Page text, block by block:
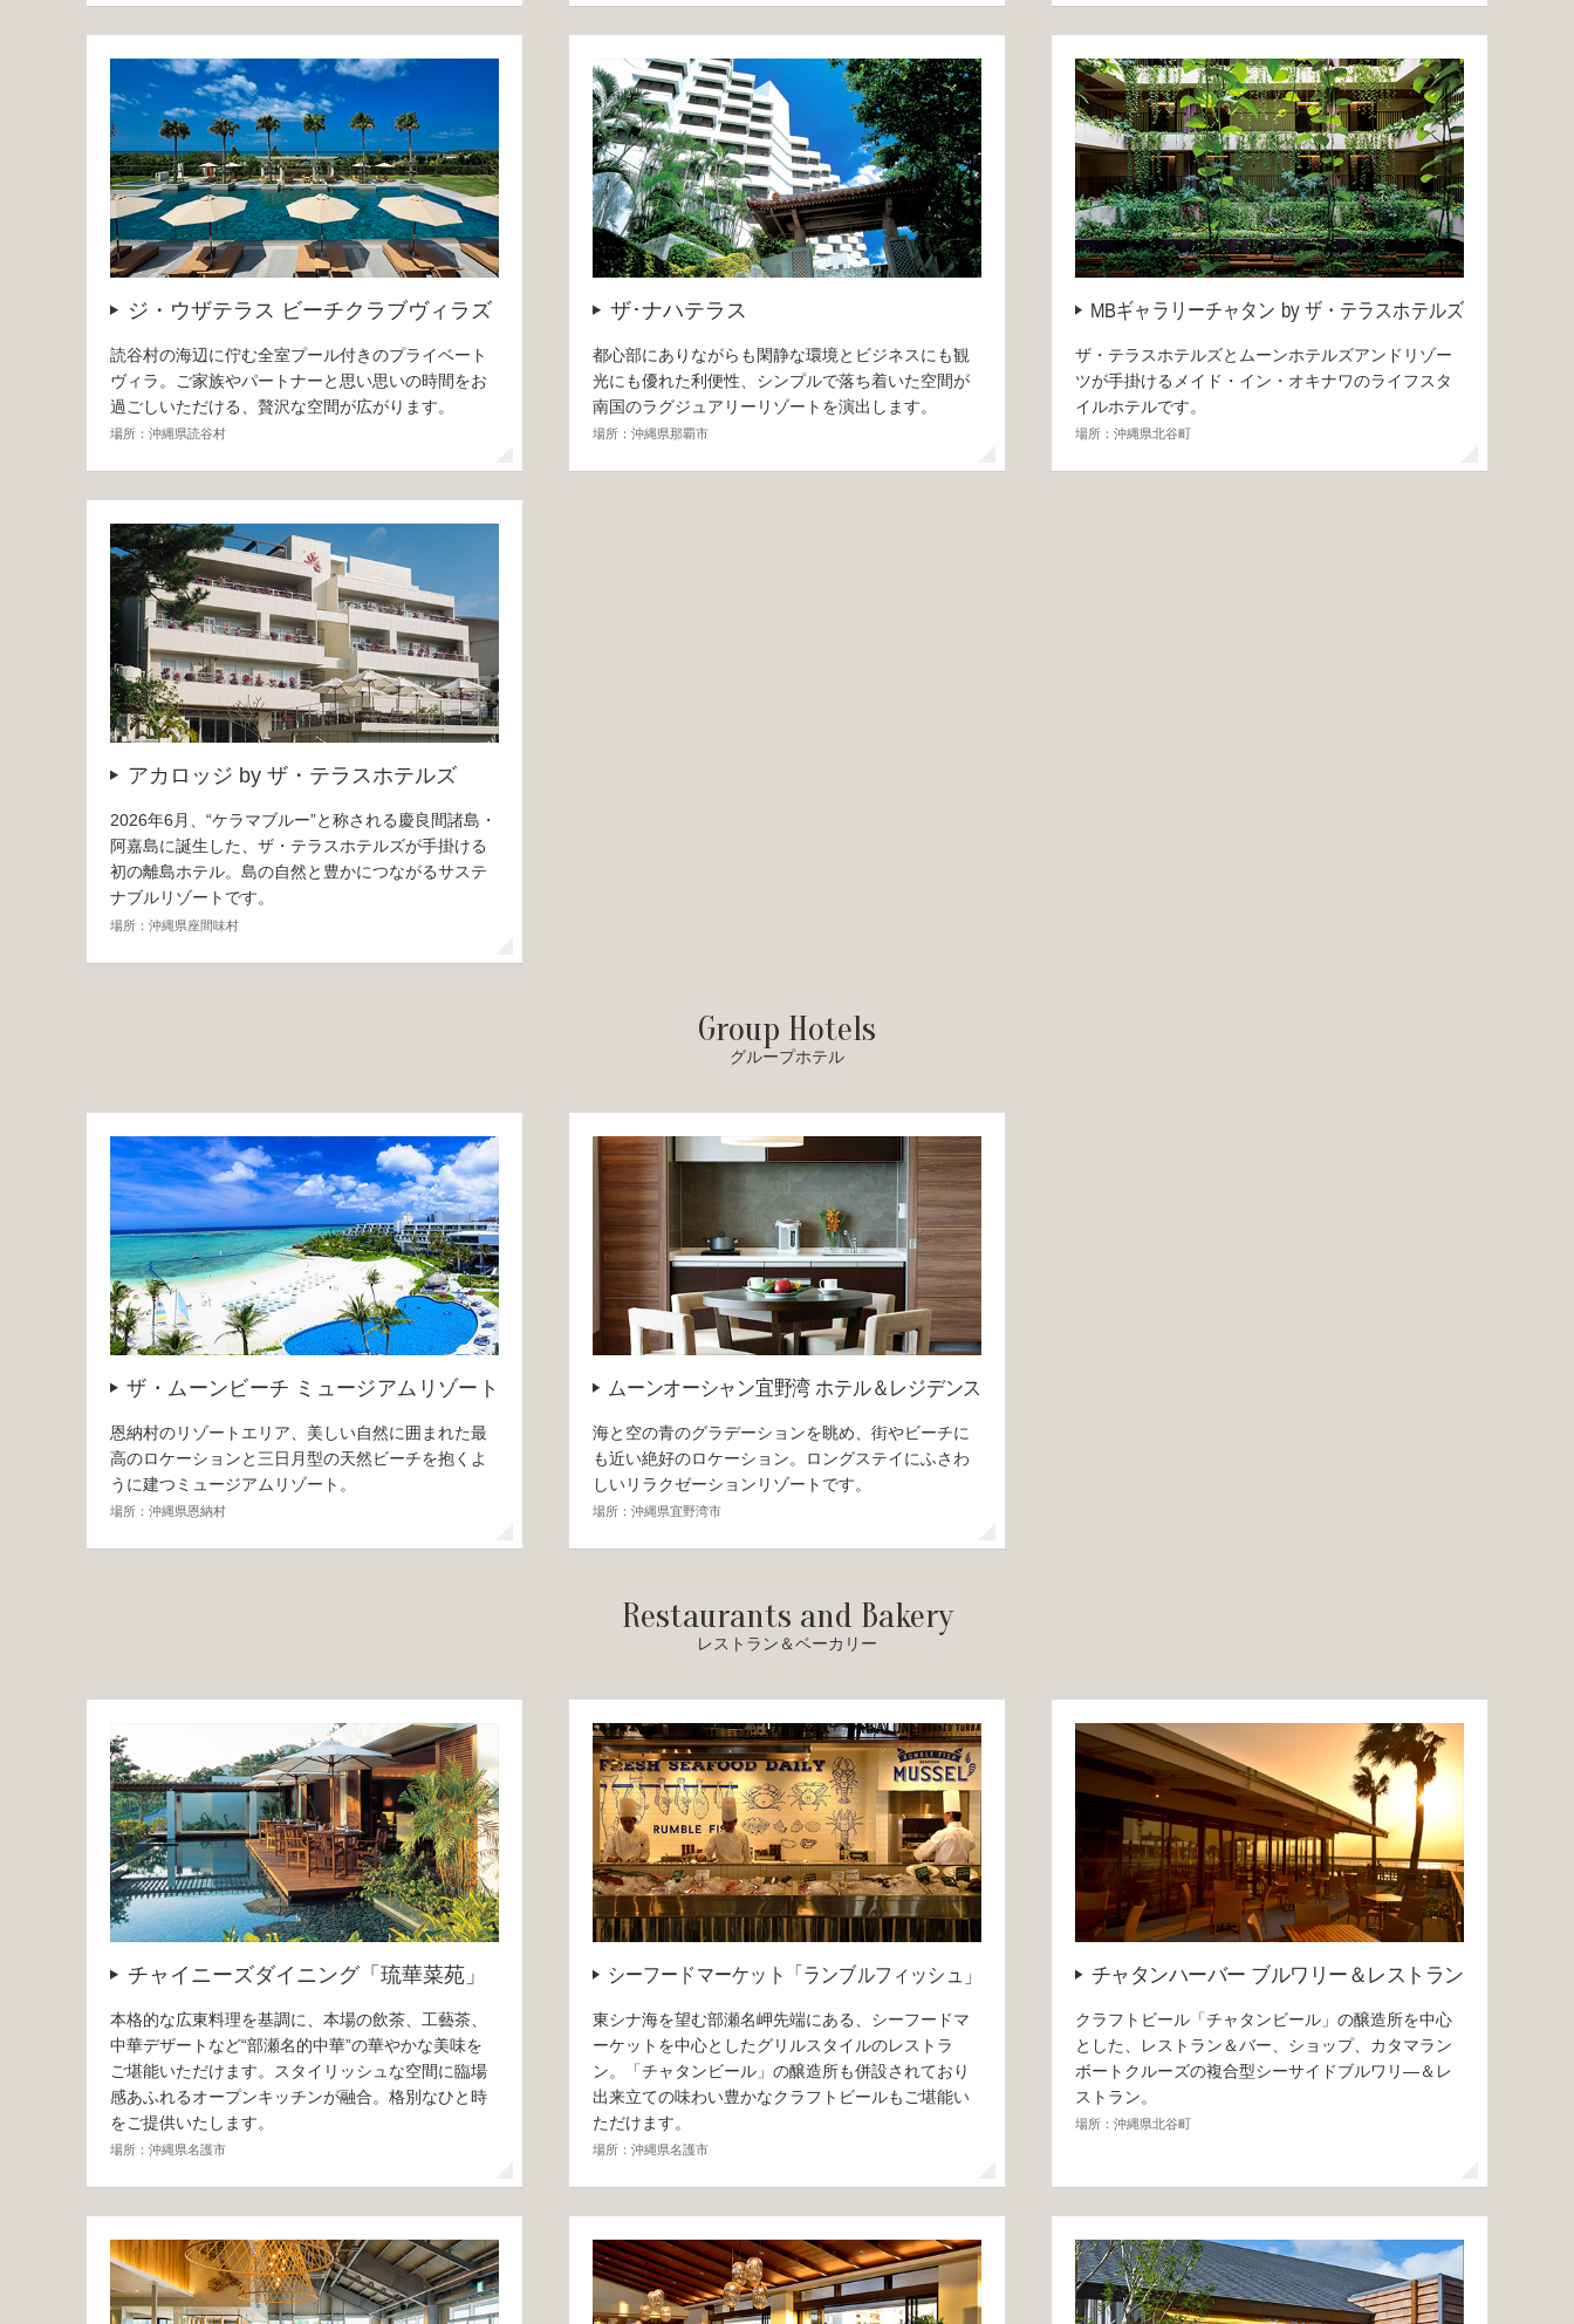
ジ・ウザテラス ビーチクラブヴィラズ
読谷村の海辺に佇む全室プール付きのプライベート
ヴィラ。ご家族やパートナーと思い思いの時間をお
過ごしいただける、贅沢な空間が広がります。
場所：沖縄県読谷村
ザ･ナハテラス
都心部にありながらも閑静な環境とビジネスにも観
光にも優れた利便性、シンプルで落ち着いた空間が
南国のラグジュアリーリゾートを演出します。
場所：沖縄県那覇市
MBギャラリーチャタン by ザ・テラスホテルズ
ザ・テラスホテルズとムーンホテルズアンドリゾー
ツが手掛けるメイド・イン・オキナワのライフスタ
イルホテルです。
場所：沖縄県北谷町
アカロッジ by ザ・テラスホテルズ
2026年6月、“ケラマブルー”と称される慶良間諸島・
阿嘉島に誕生した、ザ・テラスホテルズが手掛ける
初の離島ホテル。島の自然と豊かにつながるサステ
ナブルリゾートです。
場所：沖縄県座間味村
Group Hotels
グループホテル
ザ・ムーンビーチ ミュージアムリゾート
恩納村のリゾートエリア、美しい自然に囲まれた最
高のロケーションと三日月型の天然ビーチを抱くよ
うに建つミュージアムリゾート。
場所：沖縄県恩納村
ムーンオーシャン宜野湾 ホテル＆レジデンス
海と空の青のグラデーションを眺め、街やビーチに
も近い絶好のロケーション。ロングステイにふさわ
しいリラクゼーションリゾートです。
場所：沖縄県宜野湾市
Restaurants and Bakery
レストラン＆ベーカリー
チャイニーズダイニング「琉華菜苑」
本格的な広東料理を基調に、本場の飲茶、工藝茶、
中華デザートなど“部瀬名的中華”の華やかな美味を
ご堪能いただけます。スタイリッシュな空間に臨場
感あふれるオープンキッチンが融合。格別なひと時
をご提供いたします。
場所：沖縄県名護市
シーフードマーケット「ランブルフィッシュ」
東シナ海を望む部瀬名岬先端にある、シーフードマ
ーケットを中心としたグリルスタイルのレストラ
ン。「チャタンビール」の醸造所も併設されており
出来立ての味わい豊かなクラフトビールもご堪能い
ただけます。
場所：沖縄県名護市
チャタンハーバー ブルワリー＆レストラン
クラフトビール「チャタンビール」の醸造所を中心
とした、レストラン＆バー、ショップ、カタマラン
ボートクルーズの複合型シーサイドブルワリ―＆レ
ストラン。
場所：沖縄県北谷町